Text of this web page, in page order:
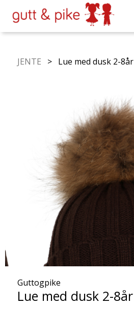
JENTE > Lue med dusk 2-8år
Guttogpike
Lue med dusk 2-8år